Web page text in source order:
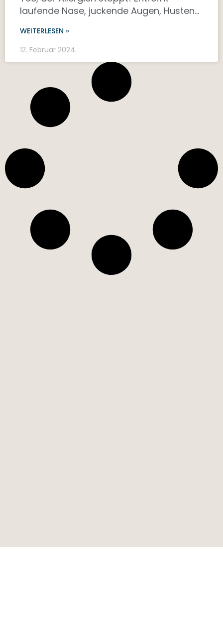
laufende Nase, juckende Augen, Husten…
WEITERLESEN »
12. Februar 2024.